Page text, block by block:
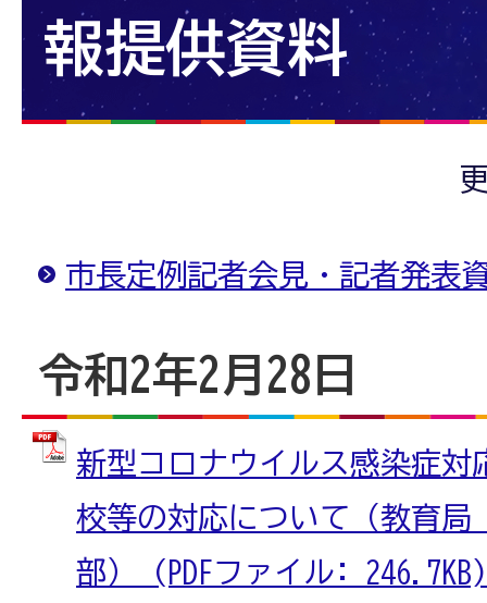
報提供資料
市長定例記者会見・記者発表
令和2年2月28日
新型コロナウイルス感染症対
校等の対応について（教育
部） (PDFファイル: 246.7KB)